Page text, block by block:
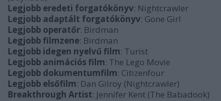
Legjobb eredeti forgatókönyv: Nightcrawler
Legjobb adaptált forgatókönyv: Gone Girl
Legjobb operatőr: Birdman
Legjobb filmzene: Birdman
Legjobb idegen nyelvű film: Turist
Legjobb animációs film: The Lego Movie
Legjobb dokumentumfilm: Citizenfour
Legjobb elsőfilm: Dan Gilroy (Nightcrawler)
Breakthrough Artist: Jennifer Kent (The Babadook)